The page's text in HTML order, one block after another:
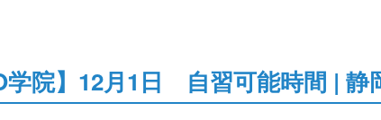
学院】12月1日 自習可能時間 | 静